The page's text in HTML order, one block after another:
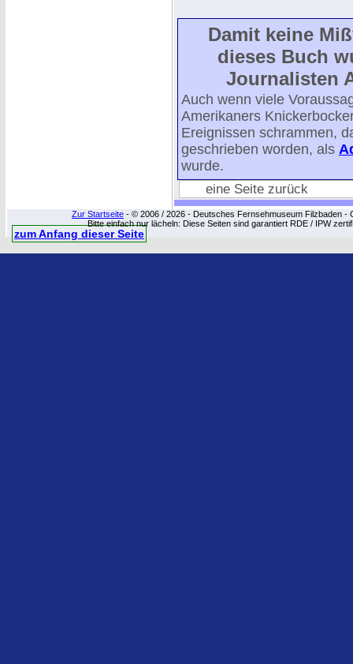
Damit keine
dieses Buch
Journalisten
Auch wenn viele
Amerikaners
Ereignissen schrammen,
geschrieben worden, als
wurde.
eine Seite zurück
Zur Startseite - © 2006 / 2026 - Deutsches Fernsehmuseum Filzbaden -
Bitte einfach nur lächeln: Diese Seiten sind garantiert RDE / IPW
zum Anfang dieser Seite